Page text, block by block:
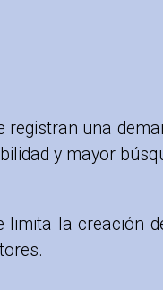
una
y mayor
la creación